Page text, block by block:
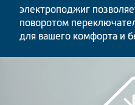
электроподжиг
поворотом
для вашего комфорта и